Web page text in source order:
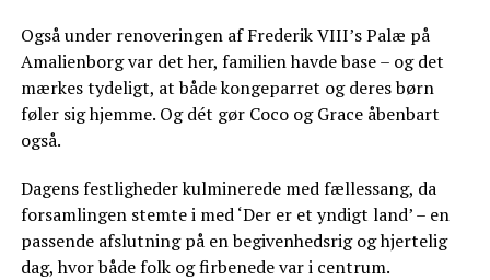
Også under renoveringen af Frederik VIII’s Palæ på
Amalienborg var det her, familien havde base – og det
mærkes tydeligt, at både kongeparret og deres børn
føler sig hjemme. Og dét gør Coco og Grace åbenbart
også.
Dagens festligheder kulminerede med fællessang, da
forsamlingen stemte i med ‘Der er et yndigt land’ – en
passende afslutning på en begivenhedsrig og hjertelig
dag, hvor både folk og firbenede var i centrum.